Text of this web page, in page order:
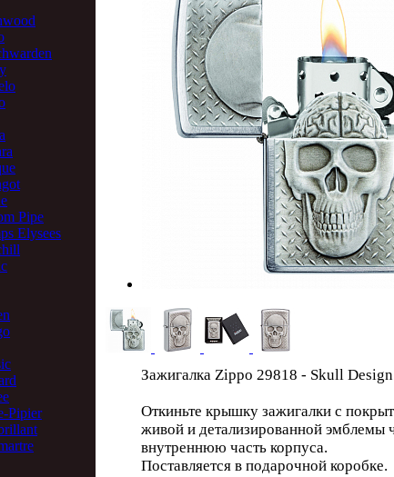
Pipe
Elysees
Pipier
Зажигалка Zippo 29818 - Skull
Откиньте крышку зажигалки с
живой и детализированной эмблемы
внутреннюю часть корпуса.
Поставляется в подарочной коробке.